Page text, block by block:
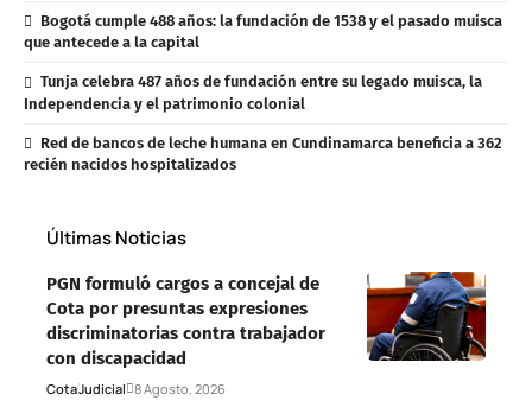
Bogotá cumple 488 años: la fundación de 1538 y el pasado muisca
que antecede a la capital
Tunja celebra 487 años de fundación entre su legado muisca, la
Independencia y el patrimonio colonial
Red de bancos de leche humana en Cundinamarca beneficia a 362
recién nacidos hospitalizados
Últimas Noticias
PGN formuló cargos a concejal de
Cota por presuntas expresiones
discriminatorias contra trabajador
con discapacidad
CotaJudicial 8 Agosto, 2026